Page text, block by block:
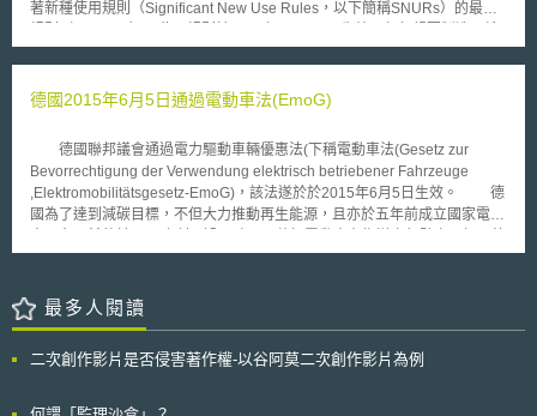
著新種使用規則（Significant New Use Rules，以下簡稱SNURs）的最終
入以及加工單壁奈米碳管（single-walled carbon nanotubes，以下簡稱
MWCNTs）兩項化學物質者，必須依照TSCA section 5(a)(1)要求，在進行
上，EPA曾於前（2009）年6月24日發布上述SNURs的直接最終規則
（direct final rule），徵詢公眾意見，並在同年8月21日撤回該規則。在重
新提案的規則中，主要是新增SWCNTs、MWCNTs釋放於水中的顯著新種
使用態樣，並將已完全反應、結合或嵌入已完全反應之聚合物基（polymer
matrix）以及嵌入不再進行機械加工外其他處理之永久硬性聚合物形式
錄(INVENTORY)中，其他化學物質生產者欲生產該種化學物質時，並不需
再向EFA進行通報程序。然而，若EFA對該列名之化學物質曾發出TSCA
section 5(e)下之具風險性命令(risk-based order)，則相關之化學物質生產
德國2015年6月5日通過電動車法(EmoG)
德國聯邦議會通過電力驅動車輛優惠法(下稱電動車法(Gesetz zur
Bevorrechtigung der Verwendung elektrisch betriebener Fahrzeuge
,Elektromobilitätsgesetz-EmoG)，該法遂於於2015年6月5日生效。 德
國為了達到減碳目標，不但大力推動再生能源，且亦於五年前成立國家電動
國政府為達此一目標，修法讓電動車可享地方政府提供的停車位以及可使用
之油電混合車輛及(3)燃料電池車輛(電動車法第2條)，並提供優惠予(1)公用
道路巷道之停放(2)全部或一部特定公用道路巷道之特別使用(3)進入或通過
第3條第4項)。 另外，為推廣使用，依道路交通秩序法第46條第1a項，
供巴士行駛道路亦同。而為了電動車之辨識，本法第4條亦規定電動車標識
最多人閱讀
二次創作影片是否侵害著作權-以谷阿莫二次創作影片為例